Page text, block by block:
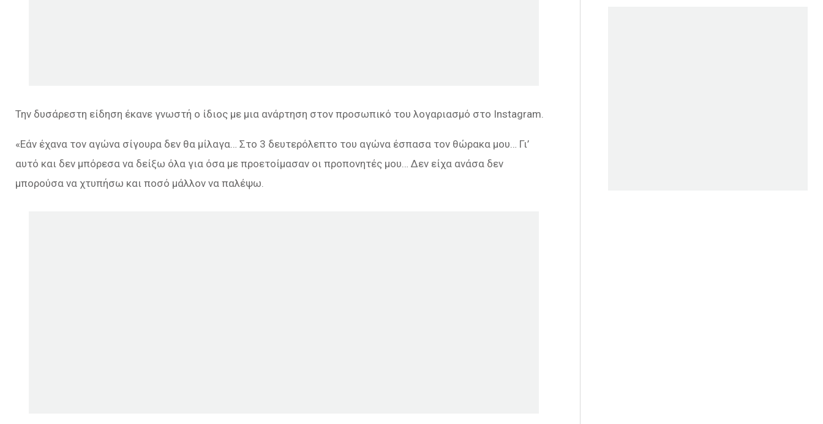
Την δυσάρεστη είδηση έκανε γνωστή ο ίδιος με μια ανάρτηση στον προσωπικό του λογαριασμό στο Instagram.
«Εάν έχανα τον αγώνα σίγουρα δεν θα μίλαγα… Στο 3 δευτερόλεπτο του αγώνα έσπασα τον θώρακα μου… Γι’
αυτό και δεν μπόρεσα να δείξω όλα για όσα με προετοίμασαν οι προπονητές μου… Δεν είχα ανάσα δεν
μπορούσα να χτυπήσω και ποσό μάλλον να παλέψω.